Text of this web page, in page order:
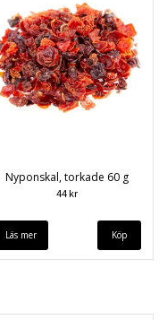
Nyponskal, torkade 60 g
44 kr
Läs mer